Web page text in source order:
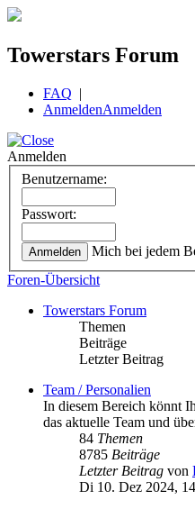
Towerstars Forum
FAQ |
AnmeldenAnmelden
Anmelden
Benutzername:
Passwort:
Mich bei jedem
Foren-Übersicht
Towerstars Forum
Themen
Beiträge
Letzter Beitrag
Team / Personalien
In diesem Bereich könnt
das aktuelle Team und
84 Themen
8785 Beiträge
Letzter Beitrag von
Di 10. Dez 2024,